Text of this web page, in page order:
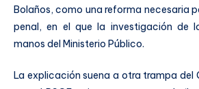
Bolaños, como una reforma necesaria
penal, en el que la investigación de
manos del Ministerio Público.
La explicación suena a otra trampa del